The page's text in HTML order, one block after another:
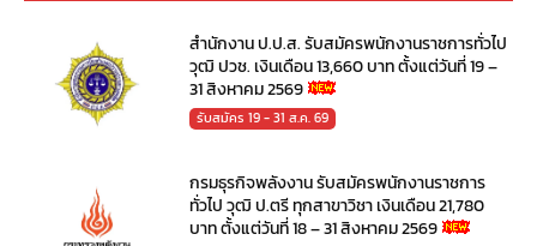
สำนักงาน ป.ป.ส. รับสมัครพนักงานราชการทั่วไป
วุฒิ ปวช. เงินเดือน 13,660 บาท ตั้งแต่วันที่ 19 –
31 สิงหาคม 2569
รับสมัคร 19 - 31 ส.ค. 69
กรมธุรกิจพลังงาน รับสมัครพนักงานราชการ
ทั่วไป วุฒิ ป.ตรี ทุกสาขาวิชา เงินเดือน 21,780
บาท ตั้งแต่วันที่ 18 – 31 สิงหาคม 2569